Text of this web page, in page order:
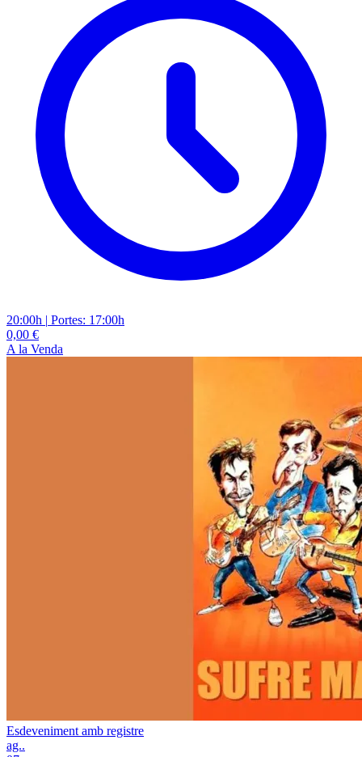
20:00h | Portes: 17:00h
0,00 €
A la Venda
Esdeveniment amb registre
ag..